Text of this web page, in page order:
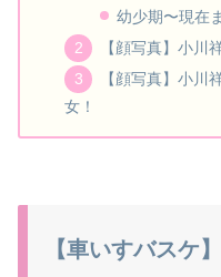
幼少期〜現在
【顔写真】小川
【顔写真】小川
女！
【車いすバスケ